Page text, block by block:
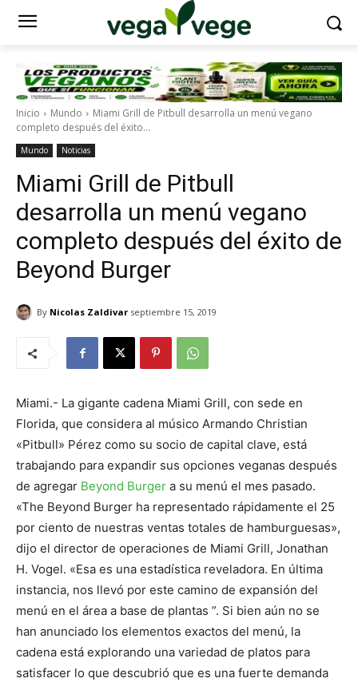
Inicio Mundo
Miami Grill de Pitbull desarrolla un menú vegano
completo después del éxito...
Mundo Noticias
Miami Grill de Pitbull
desarrolla un menú vegano
completo después del éxito de
Beyond Burger
By Nicolas Zaldivar septiembre 15, 2019
Miami.- La gigante cadena Miami Grill, con sede en
Florida, que considera al músico Armando Christian
«Pitbull» Pérez como su socio de capital clave, está
trabajando para expandir sus opciones veganas después
de agregar Beyond Burger a su menú el mes pasado.
«The Beyond Burger ha representado rápidamente el 25
por ciento de nuestras ventas totales de hamburguesas»,
dijo el director de operaciones de Miami Grill, Jonathan
H. Vogel. «Esa es una estadística reveladora. En última
instancia, nos llevó por este camino de expansión del
menú en el área a base de plantas ”. Si bien aún no se
han anunciado los elementos exactos del menú, la
cadena está explorando una variedad de platos para
satisfacer lo que descubrió que es una fuerte demanda